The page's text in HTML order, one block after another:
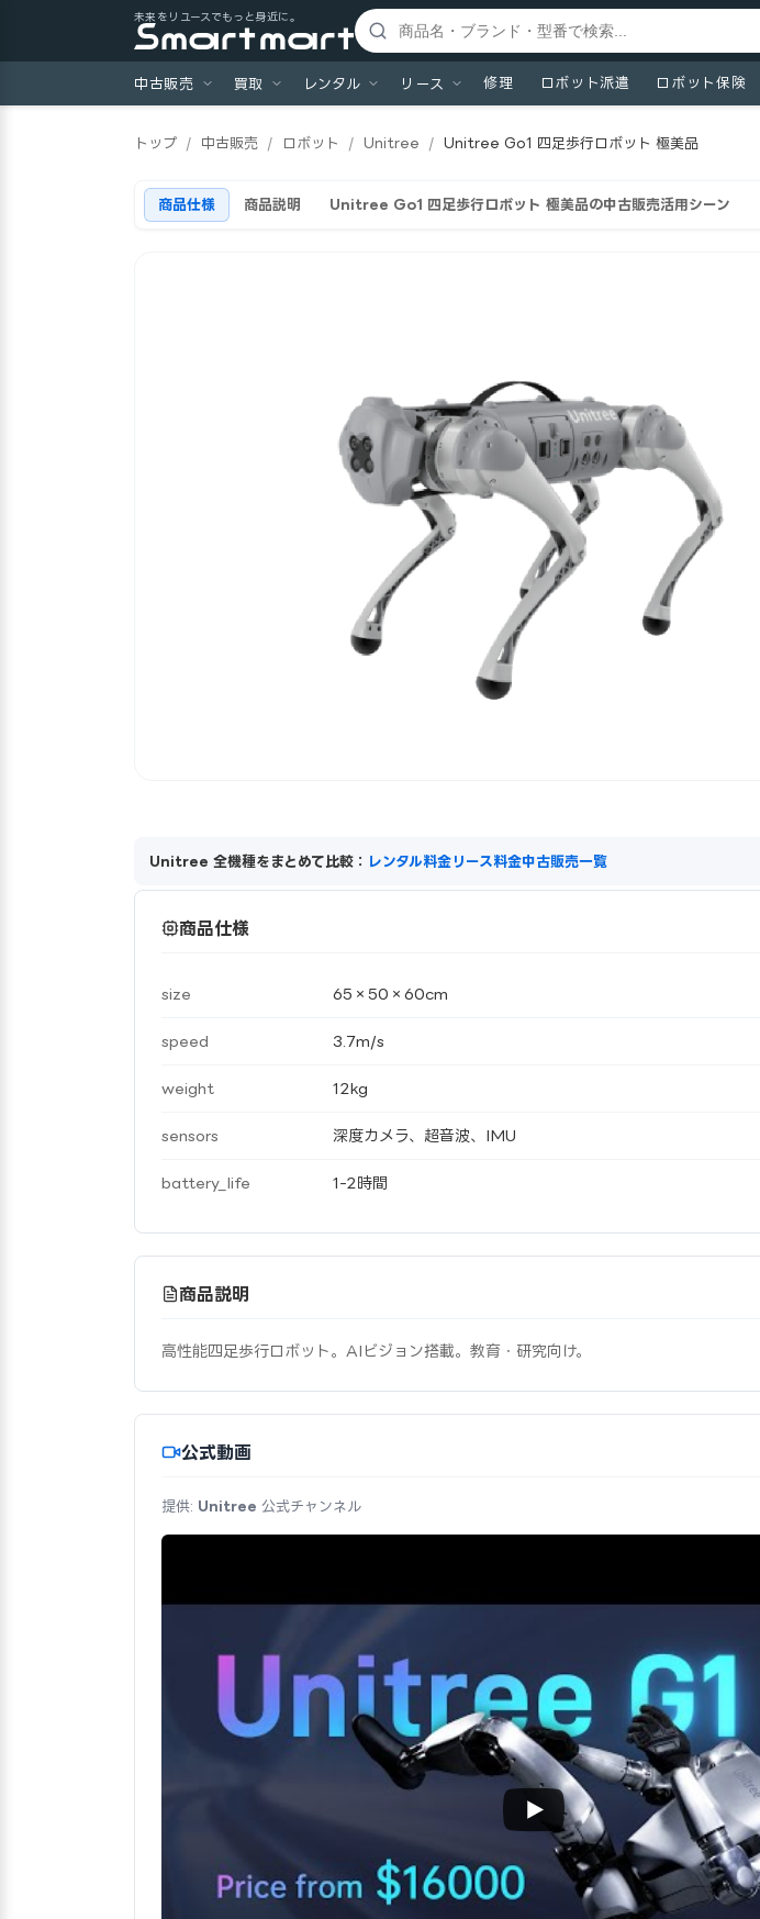
未来をリユースでもっと身近に。
中古販売 買取 レンタル リース 修理 ロボット派遣 ロボット保険
トップ / 中古販売 / ロボット / Unitree / Unitree Go1 四足歩行ロボット 極美品
商品仕様 商品説明 Unitree Go1 四足歩行ロボット 極美品の中古販売活用シーン
Unitree 全機種をまとめて比較： レンタル料金 リース料金中古販売一覧
商品仕様
size 65×50×60cm
speed 3.7m/s
weight 12kg
sensors 深度カメラ、超音波、IMU
battery_life 1-2時間
商品説明
高性能四足歩行ロボット。AIビジョン搭載。教育・研究向け。
公式動画
提供: Unitree 公式チャンネル